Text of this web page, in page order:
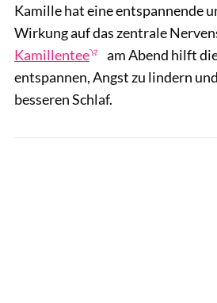
Kamille hat eine entspannende
Wirkung auf das zentrale
Kamillentee
am Abend hilft
entspannen, Angst zu lindern
besseren Schlaf.